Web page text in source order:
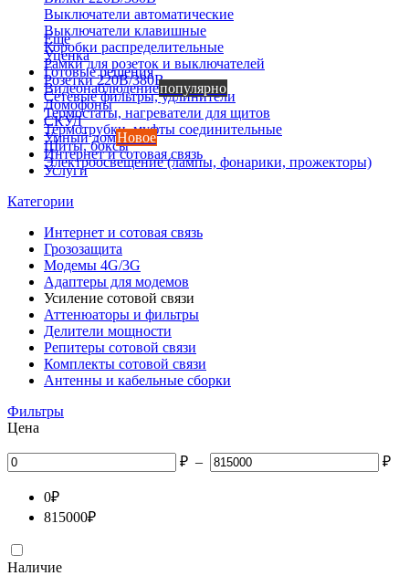
Выключатели автоматические
Выключатели клавишные
Коробки распределительные
Рамки для розеток и выключателей
Розетки 220В/380В
Сетевые фильтры, удлинители
Термостаты, нагреватели для щитов
Термотрубки, муфты соединительные
Щиты, боксы
Электроосвещение (лампы, фонарики, прожекторы)
Еще
Уценка
Готовые решения
Видеонаблюдениепопулярно
Домофоны
СКУД
Умный домНовое
Интернет и сотовая связь
Услуги
Категории
Интернет и сотовая связь
Грозозащита
Модемы 4G/3G
Адаптеры для модемов
Усиление сотовой связи
Аттенюаторы и фильтры
Делители мощности
Репитеры сотовой связи
Комплекты сотовой связи
Антенны и кабельные сборки
Фильтры
Цена
₽ – ₽
0₽
815000₽
Наличие